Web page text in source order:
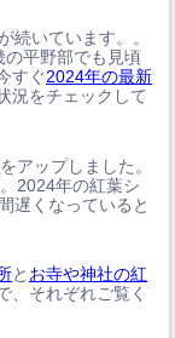
続いています。。
平野部でも見頃
すぐ2024年の最新
況をチェックして
をアップしました。
2024年の紅葉シ
遅くなっていると
と お寺や神社の紅
、それぞれご覧く